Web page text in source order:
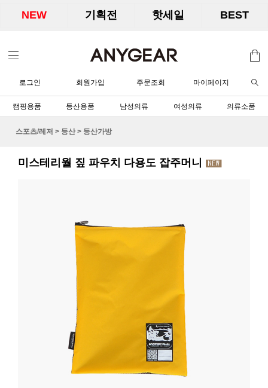
NEW 기획전 핫세일 BEST
로그인 회원가입 주문조회 마이페이지
캠핑용품 등산용품 남성의류 여성의류 의류소품
스포츠/레저 > 등산 > 등산가방
미스테리월 짚 파우치 다용도 잡주머니